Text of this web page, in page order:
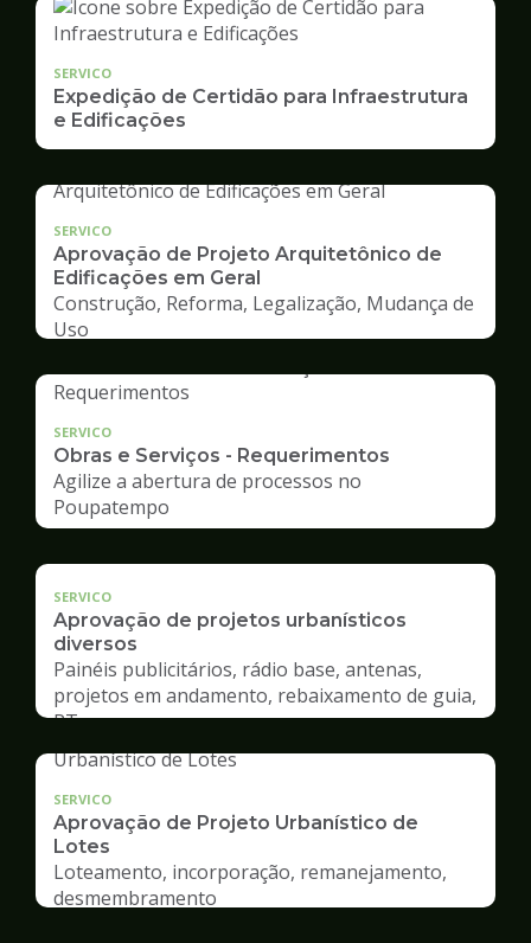
SERVICO
Expedição de Certidão para Infraestrutura
e Edificações
SERVICO
Aprovação de Projeto Arquitetônico de
Edificações em Geral
Construção, Reforma, Legalização, Mudança de
Uso
SERVICO
Obras e Serviços - Requerimentos
Agilize a abertura de processos no
Poupatempo
SERVICO
Aprovação de projetos urbanísticos
diversos
Painéis publicitários, rádio base, antenas,
projetos em andamento, rebaixamento de guia,
RT
SERVICO
Aprovação de Projeto Urbanístico de
Lotes
Loteamento, incorporação, remanejamento,
desmembramento